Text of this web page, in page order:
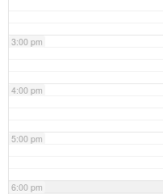
3:00 pm
4:00 pm
5:00 pm
6:00 pm